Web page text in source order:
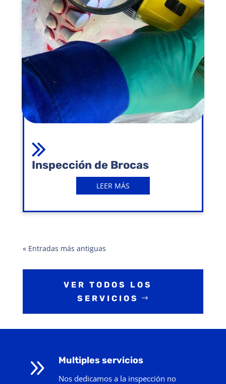
Inspección de Brocas
LEER MÁS
« Entradas más antiguas
VER TODOS LOS
SERVICIOS
9 Multiples servicios
Nos dedicamos a la inspección no